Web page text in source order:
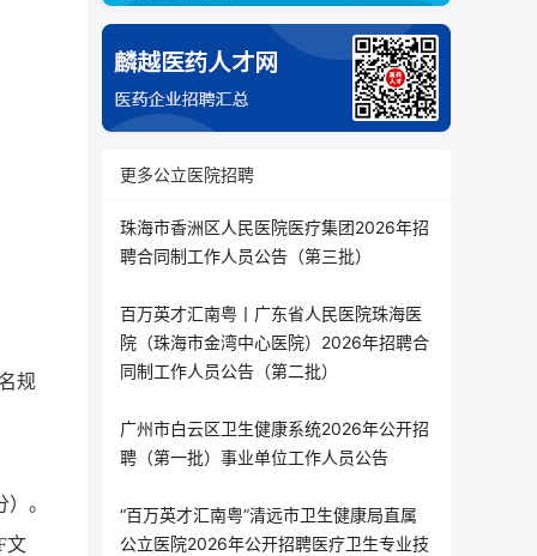
规
。
文
更多公立医院招聘
珠海市香洲区人民医院医疗集团2026年招
聘合同制工作人员公告（第三批）
百万英才汇南粤丨广东省人民医院珠海医
院（珠海市金湾中心医院）2026年招聘合
同制工作人员公告（第二批）
广州市白云区卫生健康系统2026年公开招
聘（第一批）事业单位工作人员公告
“百万英才汇南粤”清远市卫生健康局直属
公立医院2026年公开招聘医疗卫生专业技